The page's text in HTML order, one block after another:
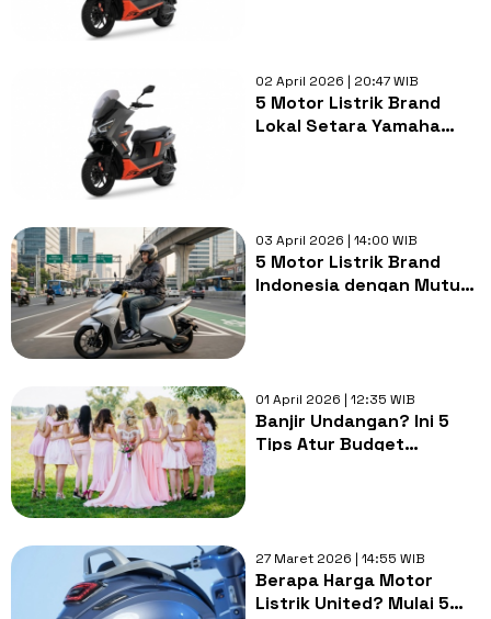
02 April 2026 | 20:47 WIB
5 Motor Listrik Brand
Lokal Setara Yamaha
03 April 2026 | 14:00 WIB
5 Motor Listrik Brand
Indonesia dengan Mutu
01 April 2026 | 12:35 WIB
Banjir Undangan? Ini 5
Tips Atur Budget
27 Maret 2026 | 14:55 WIB
Berapa Harga Motor
Listrik United? Mulai 5